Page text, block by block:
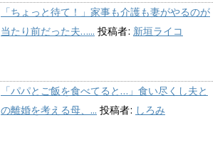
「ちょっと待て！」家事も介護も妻がやるのが
当たり前だった夫…... 投稿者: 新垣ライコ
「パパとご飯を食べてると…」食い尽くし夫と
の離婚を考える母、... 投稿者: しろみ